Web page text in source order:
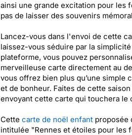
ainsi une grande excitation pour les
pas de laisser des souvenirs
Lancez-vous dans l'envoi de cette
laissez-vous séduire par la
plateforme, vous pouvez
merveilleuse carte directement au
vous offrez bien plus qu’une simple
et de bonheur. Faites de cette
envoyant cette carte qui touchera
Cette carte de noël enfantproposée
intitulée "Rennes et étoiles pour les